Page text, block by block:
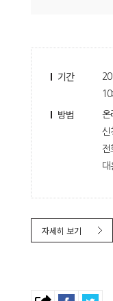
기간
방법
온
신
전
대
자세히 보기